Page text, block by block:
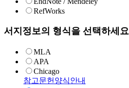
RefWorks
서지정보의 형식을 선택하세요
MLA
APA
Chicago
참고문헌양식안내